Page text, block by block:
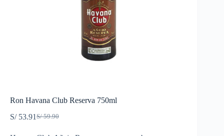
Ron Havana Club Reserva 750ml
S/59.90
El
S/53.91El